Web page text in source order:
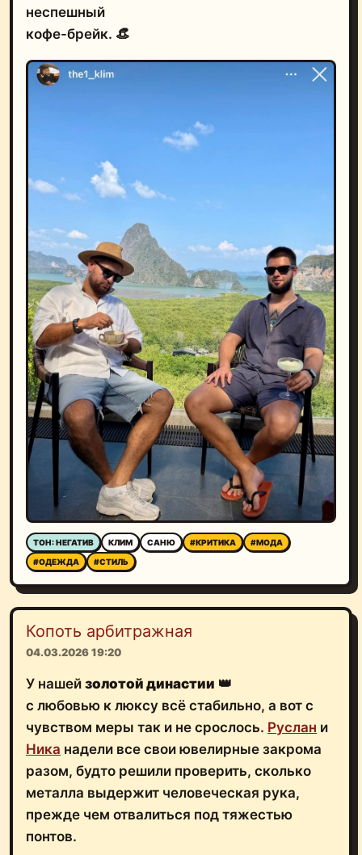
неспешный
кофе-брейк. 👒
ТОН: НЕГАТИВ КЛИМ САНЮ #КРИТИКА
#МОДА
#ОДЕЖДА
#СТИЛЬ
Копоть арбитражная
04.03.2026 19:20
У нашей золотой династии 👑
с любовью к люксу всё стабильно, а вот с
чувством меры так и не срослось. Руслан и
Ника надели все свои ювелирные закрома
разом, будто решили проверить, сколько
металла выдержит человеческая рука,
прежде чем отвалиться под тяжестью
понтов.